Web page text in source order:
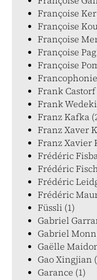
Françoise
Françoise
Françoise
Françoise
Françoise
Frank Castorf
Frank
Franz Kafka
Franz Xaver
Franz Xavier
Frédéric
Frédéric
Frédéric
Frédéric
Füssli (1)
Gabriel
Gabriel
Gaëlle
Gao Xingjian
Garance (1)